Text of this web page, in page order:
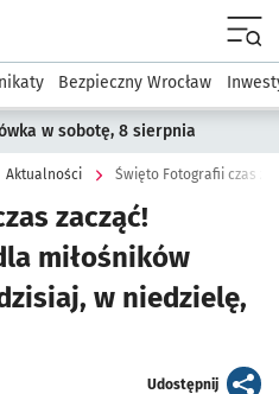
podserwis: Dla mieszkańca
Bezpieczny Wrocław
w sobotę, 8 sierpnia
Aktualności
zacząć!
miłośników
w niedzielę,
Udostępnijartykuł